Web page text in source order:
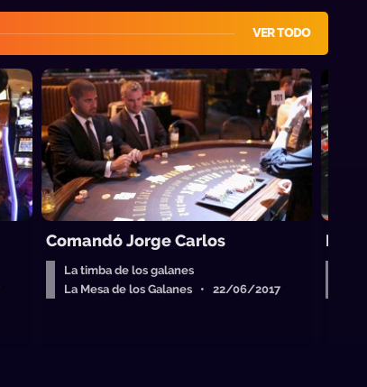
VER TODO
Comandó Jorge Carlos
La timba de los galanes
La Mesa de los Galanes • 22/06/2017
El